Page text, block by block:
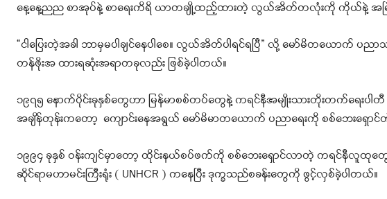
နေ့နေ့ညည စာအုပ်နဲ့ စာရေးကိရိ ယာတချို့ထည့်ထားတဲ့ လွယ်အိတ်တလုံးကို ကိုယ်နဲ့ အမ
“ငါပြေးတဲ့အခါ ဘာမှမပါချင်နေပါစေ။ လွယ်အိတ်ပါရင်ရပြီ” လို့ မော်မိတယော
တန်ဖိုးအ ထားရဆုံးအရာတခုလည်း ဖြစ်ခဲ့ပါတယ်။
၁၉၇၅ နောက်ပိုင်းခုနှစ်တွေဟာ မြန်မာစစ်တပ်တွေနဲ့ ကရင်နီအမျိုးသားတိုးတက်ရေးပ
အချိန်တုန်းကတော့ ကျောင်းနေအရွယ် မော်မိမာတယောက် ပညာရေးကို စစ်ဘေးရှော
၁၉၉၄ ခုနှစ် ဝန်းကျင်မှာတော့ ထိုင်းနယ်စပ်ဖက်ကို စစ်ဘေးရှောင်လာတဲ့ ကရင်နီလူထု
ဆိုင်ရာမဟာမင်းကြီးရုံး ( UNHCR ) ကနေပြီး ဒုက္ခသည်စခန်းတွေကို ဖွင့်လှစ်ခဲ့ပါတယ်။